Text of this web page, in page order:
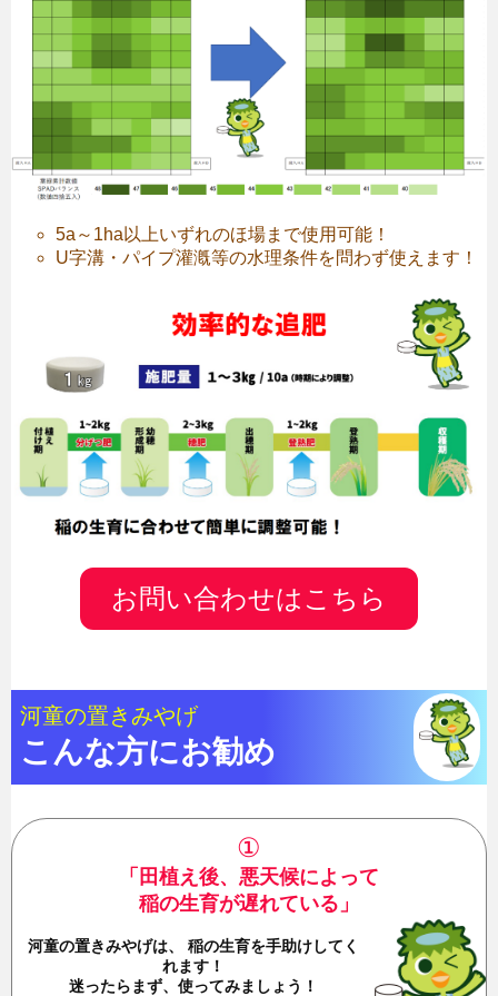
5a～1ha以上いずれのほ場まで使用可能！
U字溝・パイプ灌漑等の水理条件を問わず使えます！
お問い合わせはこちら
河童の置きみやげ
こんな方にお勧め
①
「田植え後、悪天候によって
稲の生育が遅れている」
河童の置きみやげは、 稲の生育を手助けしてく
れます！
迷ったらまず、使ってみましょう！